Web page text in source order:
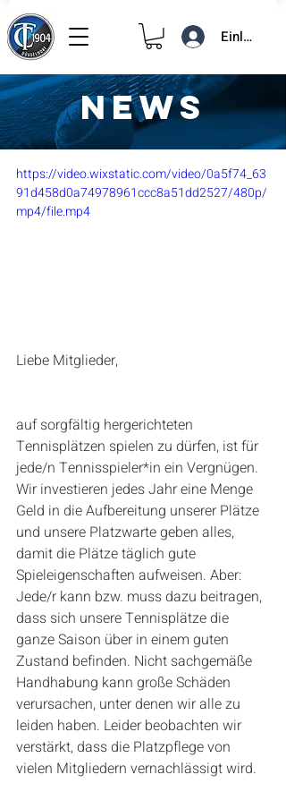
Einloggen
Platzpflege-Video
30. Juni 20201 Min. Lesezeit
https://video.wixstatic.com/video/0a5f74_63
91d458d0a74978961ccc8a51dd2527/480p/
mp4/file.mp4
Liebe Mitglieder,
auf sorgfältig hergerichteten
Tennisplätzen spielen zu dürfen, ist für
jede/n Tennisspieler*in ein Vergnügen.
Wir investieren jedes Jahr eine Menge
Geld in die Aufbereitung unserer Plätze
und unsere Platzwarte geben alles,
damit die Plätze täglich gute
Spieleigenschaften aufweisen. Aber:
Jede/r kann bzw. muss dazu beitragen,
dass sich unsere Tennisplätze die
ganze Saison über in einem guten
Zustand befinden. Nicht sachgemäße
Handhabung kann große Schäden
verursachen, unter denen wir alle zu
leiden haben. Leider beobachten wir
verstärkt, dass die Platzpflege von
vielen Mitgliedern vernachlässigt wird.
NEWS